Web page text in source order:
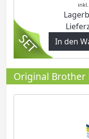
inkl.
Original Brother